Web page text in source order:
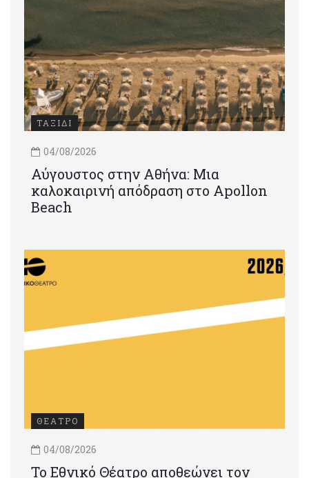
ΤΑΞΙΔΙ
04/08/2026
Αύγουστος στην Αθήνα: Μια
καλοκαιρινή απόδραση στο Apollon
Beach
ΘΕΑΤΡΟ
04/08/2026
Το Εθνικό Θέατρο αποθεώνει τον